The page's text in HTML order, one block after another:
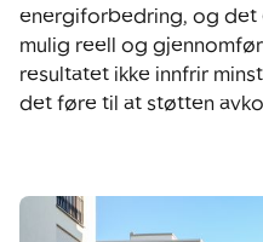
energiforbedring, og det
mulig reell og
resultatet ikke innfrir
det føre til at støtten